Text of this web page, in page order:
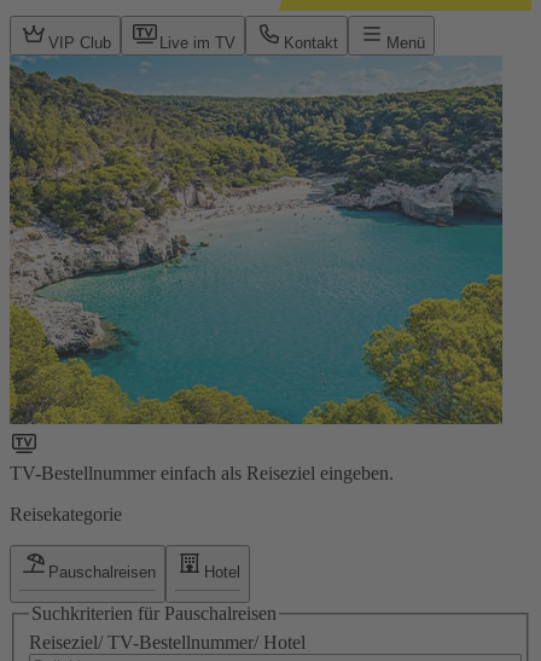
VIP Club Live im TV Kontakt Menü
TV-Bestellnummer einfach als Reiseziel eingeben.
Reisekategorie
Pauschalreisen Hotel
Suchkriterien für Pauschalreisen
Reiseziel/ TV-Bestellnummer/ Hotel